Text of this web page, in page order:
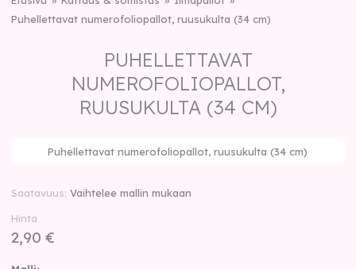
Puhellettavat numerofoliopallot, ruusukulta (34 cm)
PUHELLETTAVAT
NUMEROFOLIOPALLOT,
RUUSUKULTA (34 CM)
Puhellettavat numerofoliopallot, ruusukulta (34 cm)
Saatavuus Vaihtelee mallin mukaan
Hinta
2,90 €